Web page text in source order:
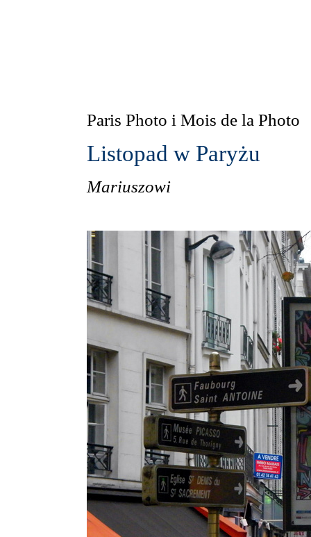
Paris Photo i Mois de la Photo
Listopad w Paryżu
Mariuszowi